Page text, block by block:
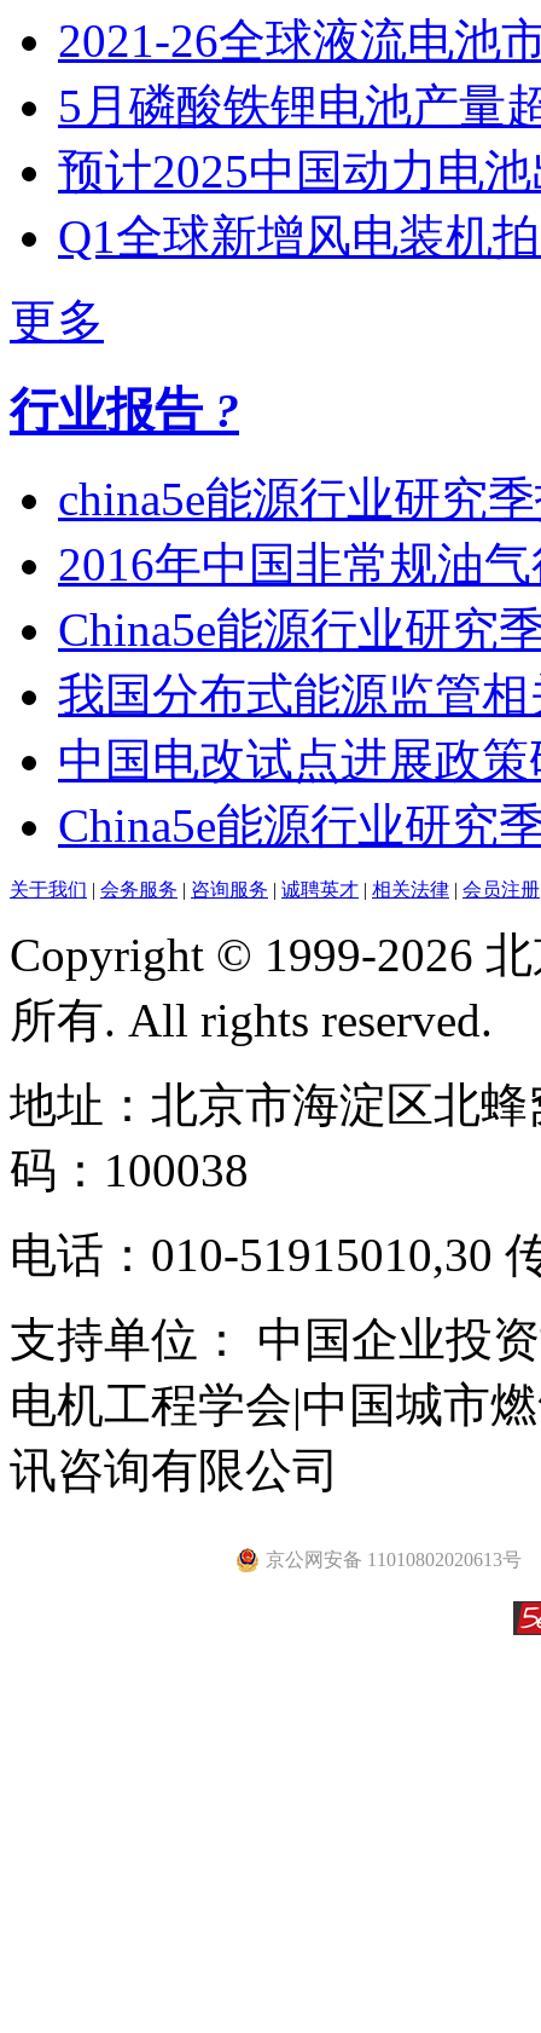
2021-26全球液流电池
5月磷酸铁锂电池产量
预计2025中国动力电
Q1全球新增风电装机
更多
行业报告 ?
china5e能源行业研究
2016年中国非常规油
China5e能源行业研
我国分布式能源监管
中国电改试点进展政
China5e能源行业研究
关于我们 | 会务服务 | 咨询服务 | 诚聘英才 | 相关法律 | 会员注册
Copyright © 1999-2026
所有. All rights reserved.
地址：北京市海淀区北
码：100038
电话：010-51915010,30
支持单位： 中国企业投
电机工程学会|中国城市
讯咨询有限公司
京公网安备 11010802020613号